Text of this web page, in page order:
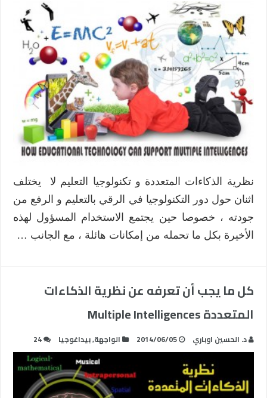
نظرية الذكاءات المتعددة و تكنولوجيا التعليم لا يختلف
اثنان حول دور التكنولوجيا في الرقي بالتعليم و الرفع من
جودته ، خصوصا حين يجتمع الاستخدام المسؤول لهذه
الأخيرة بكل ما تحمله من إمكانات هائلة ، مع الجانب …
كل ما يجب أن تعرفه عن نظرية الذكاءات
المتعددة Multiple Intelligences
د. الحسين اوباري 2014/06/05 الواجهة,بيداغوجيا 24